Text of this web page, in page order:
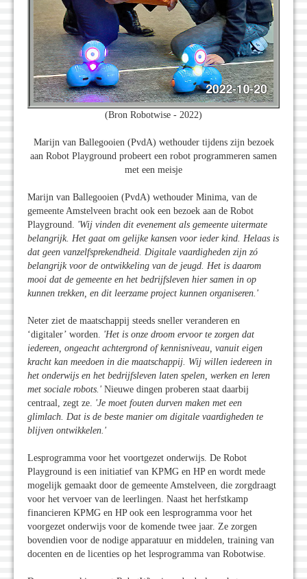
(Bron Robotwise - 2022)
Marijn van Ballegooien (PvdA) wethouder tijdens zijn bezoek
aan Robot Playground probeert een robot programmeren samen
met een meisje
Marijn van Ballegooien (PvdA) wethouder Minima, van de
gemeente Amstelveen bracht ook een bezoek aan de Robot
Playground. 'Wij vinden dit evenement als gemeente uitermate
belangrijk. Het gaat om gelijke kansen voor ieder kind. Helaas is
dat geen vanzelfsprekendheid. Digitale vaardigheden zijn zó
belangrijk voor de ontwikkeling van de jeugd. Het is daarom
mooi dat de gemeente en het bedrijfsleven hier samen in op
kunnen trekken, en dit leerzame project kunnen organiseren. '
Neter ziet de maatschappij steeds sneller veranderen en
‘digitaler’ worden. 'Het is onze droom ervoor te zorgen dat
iedereen, ongeacht achtergrond of kennisniveau, vanuit eigen
kracht kan meedoen in die maatschappij. Wij willen iedereen in
het onderwijs en het bedrijfsleven laten spelen, werken en leren
met sociale robots. ' Nieuwe dingen proberen staat daarbij
centraal, zegt ze. 'Je moet fouten durven maken met een
glimlach. Dat is de beste manier om digitale vaardigheden te
blijven ontwikkelen. '
Lesprogramma voor het voortgezet onderwijs. De Robot
Playground is een initiatief van KPMG en HP en wordt mede
mogelijk gemaakt door de gemeente Amstelveen, die zorgdraagt
voor het vervoer van de leerlingen. Naast het herfstkamp
financieren KPMG en HP ook een lesprogramma voor het
voorgezet onderwijs voor de komende twee jaar. Ze zorgen
bovendien voor de nodige apparatuur en middelen, training van
docenten en de licenties op het lesprogramma van Robotwise.